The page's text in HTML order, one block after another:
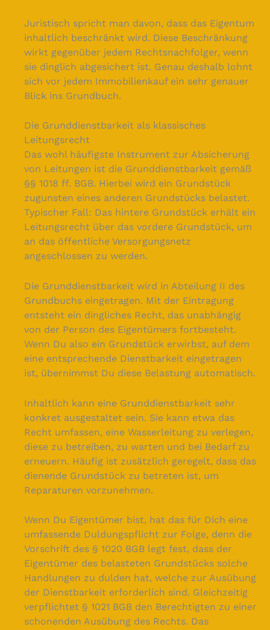
Juristisch spricht man davon, dass das Eigentum
inhaltlich beschränkt wird. Diese Beschränkung
wirkt gegenüber jedem Rechtsnachfolger, wenn
sie dinglich abgesichert ist. Genau deshalb lohnt
sich vor jedem Immobilienkauf ein sehr genauer
Blick ins Grundbuch.
Die Grunddienstbarkeit als klassisches
Leitungsrecht
Das wohl häufigste Instrument zur Absicherung
von Leitungen ist die Grunddienstbarkeit gemäß
§§ 1018 ff. BGB. Hierbei wird ein Grundstück
zugunsten eines anderen Grundstücks belastet.
Typischer Fall: Das hintere Grundstück erhält ein
Leitungsrecht über das vordere Grundstück, um
an das öffentliche Versorgungsnetz
angeschlossen zu werden.
Die Grunddienstbarkeit wird in Abteilung II des
Grundbuchs eingetragen. Mit der Eintragung
entsteht ein dingliches Recht, das unabhängig
von der Person des Eigentümers fortbesteht.
Wenn Du also ein Grundstück erwirbst, auf dem
eine entsprechende Dienstbarkeit eingetragen
ist, übernimmst Du diese Belastung automatisch.
Inhaltlich kann eine Grunddienstbarkeit sehr
konkret ausgestaltet sein. Sie kann etwa das
Recht umfassen, eine Wasserleitung zu verlegen,
diese zu betreiben, zu warten und bei Bedarf zu
erneuern. Häufig ist zusätzlich geregelt, dass das
dienende Grundstück zu betreten ist, um
Reparaturen vorzunehmen.
Wenn Du Eigentümer bist, hat das für Dich eine
umfassende Duldungspflicht zur Folge, denn die
Vorschrift des § 1020 BGB legt fest, dass der
Eigentümer des belasteten Grundstücks solche
Handlungen zu dulden hat, welche zur Ausübung
der Dienstbarkeit erforderlich sind. Gleichzeitig
verpflichtet § 1021 BGB den Berechtigten zu einer
schonenden Ausübung des Rechts. Das